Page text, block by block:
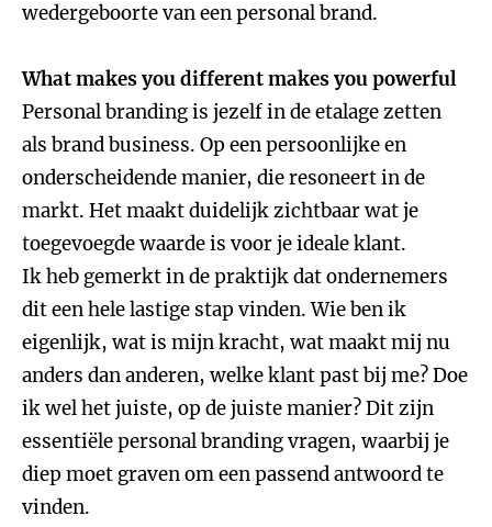
wedergeboorte van een personal brand.
What makes you different makes you powerful
Personal branding is jezelf in de etalage zetten
als brand business. Op een persoonlijke en
onderscheidende manier, die resoneert in de
markt. Het maakt duidelijk zichtbaar wat je
toegevoegde waarde is voor je ideale klant.
Ik heb gemerkt in de praktijk dat ondernemers
dit een hele lastige stap vinden. Wie ben ik
eigenlijk, wat is mijn kracht, wat maakt mij nu
anders dan anderen, welke klant past bij me? Doe
ik wel het juiste, op de juiste manier? Dit zijn
essentiële personal branding vragen, waarbij je
diep moet graven om een passend antwoord te
vinden.